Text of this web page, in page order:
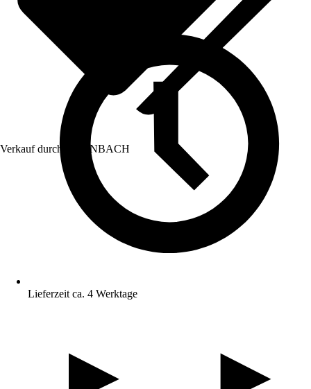
Verkauf durch: HORNBACH
Lieferzeit ca. 4 Werktage